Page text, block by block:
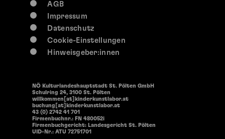
NÖ Kulturlandeshauptstadt St. Pölten GmbH
Schulring 24, 3100 St. Pölten
willkommen[at]kinderkunstlabor.at
buchung[at]kinderkunstlabor.at
43 (0) 2742 41 701
Firmenbuchnr.: FN 480052i
Firmenbuchgericht: Landesgericht St. Pölten
UID-Nr.: ATU 72751701
AGB
Impressum
Datenschutz
Cookie-Einstellungen
Hinweisgeber:innen